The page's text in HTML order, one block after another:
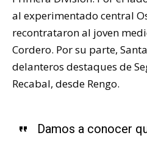
al experimentado central
recontrataron al joven
Cordero. Por su parte,
delanteros destaques de
Recabal, desde Rengo.
Damos a conocer